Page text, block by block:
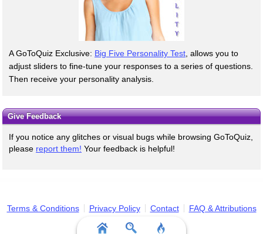
A GoToQuiz Exclusive: Big Five Personality Test , allows you to
adjust sliders to fine-tune your responses to a series of questions.
Then receive your personality analysis.
Give Feedback
If you notice any glitches or visual bugs while browsing GoToQuiz,
please report them! Your feedback is helpful!
Terms & Conditions Privacy Policy Contact FAQ & Attributions